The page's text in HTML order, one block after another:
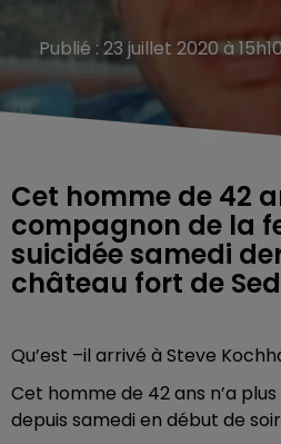
Publié : 23 juillet 2020 à
Cet homme de 42
compagnon de la
suicidée samedi
château fort de
Qu’est –il arrivé à Steve
Cet homme de 42 ans n’a
depuis samedi en début de